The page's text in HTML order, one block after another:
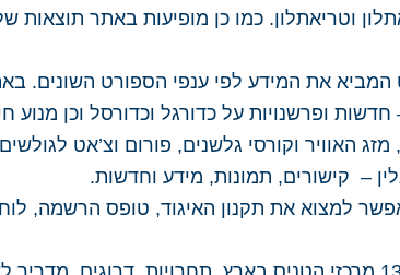
וטריאתלון. כמו כן מופיעות באתר תוצאות
את המידע לפי ענפי הספורט השונים.
חדשות ופרשנויות על כדורגל וכדורסל וכן
האוויר וקורסי גלשנים, פורום וצ’אט
– קישורים, תמונות, מידע וחדשות.
למצוא את תקנון האיגוד, טופס הרשמה, לוח